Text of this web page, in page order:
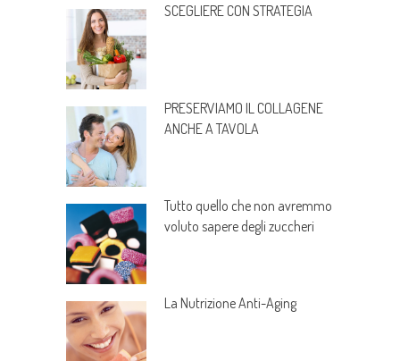
SCEGLIERE CON STRATEGIA
PRESERVIAMO IL COLLAGENE
ANCHE A TAVOLA
Tutto quello che non avremmo
voluto sapere degli zuccheri
La Nutrizione Anti-Aging